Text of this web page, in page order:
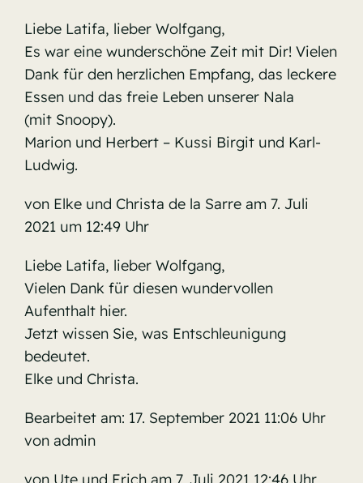
Liebe Latifa, lieber Wolfgang,
Es war eine wunderschöne Zeit mit Dir! Vielen
Dank für den herzlichen Empfang, das leckere
Essen und das freie Leben unserer Nala
(mit Snoopy).
Marion und Herbert – Kussi Birgit und Karl-
Ludwig.
von Elke und Christa de la Sarre am 7. Juli
2021 um 12:49 Uhr
Liebe Latifa, lieber Wolfgang,
Vielen Dank für diesen wundervollen
Aufenthalt hier.
Jetzt wissen Sie, was Entschleunigung
bedeutet.
Elke und Christa.
Bearbeitet am: 17. September 2021 11:06 Uhr
von admin